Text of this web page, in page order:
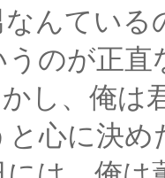
んてい
のが正直
が高校
心に決